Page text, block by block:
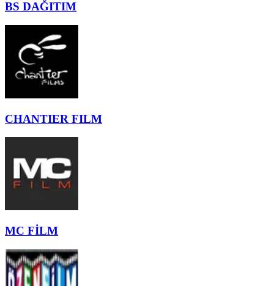
BS DAĞITIM
CHANTIER FILM
MC FİLM